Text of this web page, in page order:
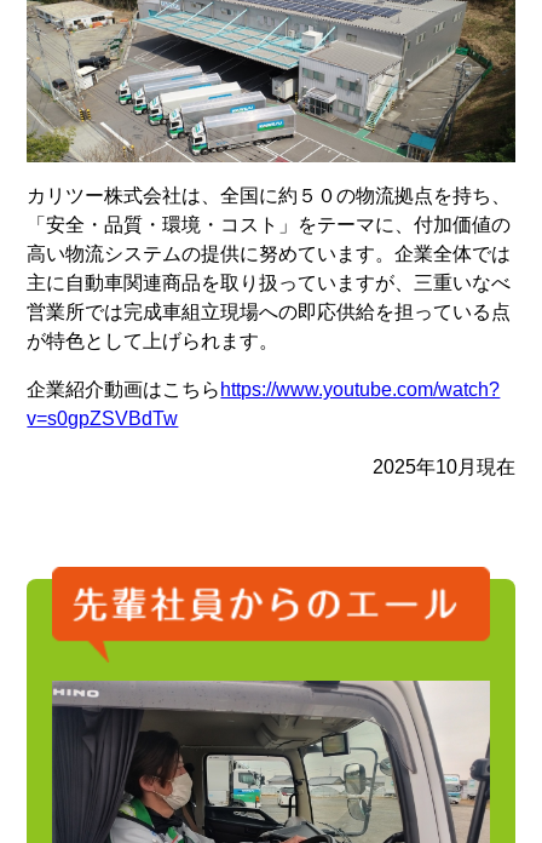
カリツー株式会社は、全国に約５０の物流拠点を持ち、
「安全・品質・環境・コスト」をテーマに、付加価値の
高い物流システムの提供に努めています。企業全体では
主に自動車関連商品を取り扱っていますが、三重いなべ
営業所では完成車組立現場への即応供給を担っている点
が特色として上げられます。
企業紹介動画はこちら https://www.youtube.com/watch?
v=s0gpZSVBdTw
2025年10月現在